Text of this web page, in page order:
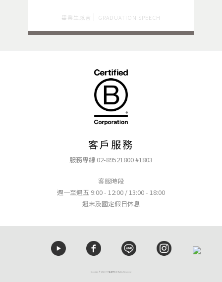
畢業生感言 GRADUATION SPEECH
客戶服務
服務專線 02-89521800 #1803
客服時段
週一至週五 9:00 - 12:00 / 13:00 - 18:00
週末及國定假日休息
Copyright © 2021 HIT髮學苑 All Rights Reserved